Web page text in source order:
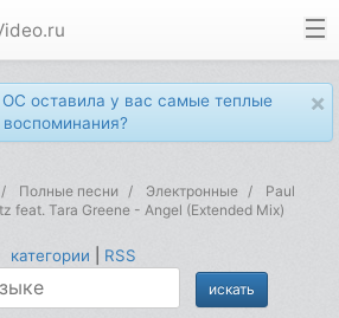
×
оставила у вас самые теплые
воспоминания?
Полные песни Электронные
Paul
feat. Tara Greene - Angel (Extended Mix)
категории RSS